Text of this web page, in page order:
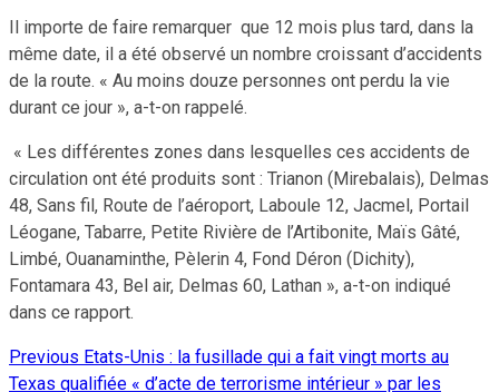
Il importe de faire remarquer que 12 mois plus tard, dans la
même date, il a été observé un nombre croissant d’accidents
de la route. « Au moins douze personnes ont perdu la vie
durant ce jour », a-t-on rappelé.
« Les différentes zones dans lesquelles ces accidents de
circulation ont été produits sont : Trianon (Mirebalais), Delmas
48, Sans fil, Route de l’aéroport, Laboule 12, Jacmel, Portail
Léogane, Tabarre, Petite Rivière de l’Artibonite, Maïs Gâté,
Limbé, Ouanaminthe, Pèlerin 4, Fond Déron (Dichity),
Fontamara 43, Bel air, Delmas 60, Lathan », a-t-on indiqué
dans ce rapport.
Continue
Previous Etats-Unis : la fusillade qui a fait vingt morts au
Texas qualifiée « d’acte de terrorisme intérieur » par les